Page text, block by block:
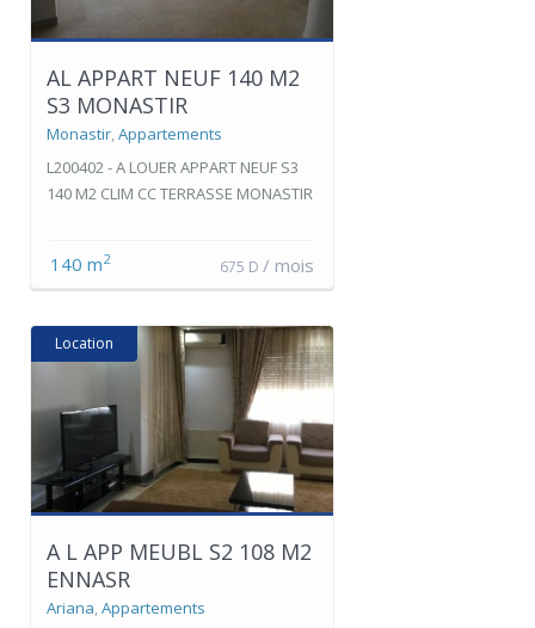
AL APPART NEUF 140 M2
S3 MONASTIR
Monastir,Appartements
L200402 - A LOUER APPART NEUF S3
140 M2 CLIM CC TERRASSE MONASTIR
140 m2 675 D / mois
Location
A L APP MEUBL S2 108 M2
ENNASR
Ariana,Appartements